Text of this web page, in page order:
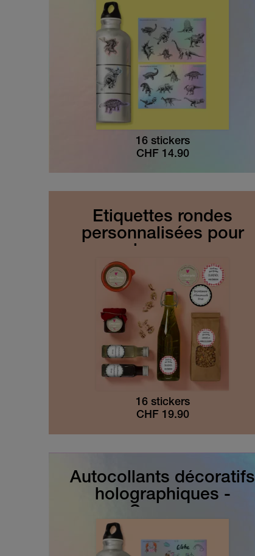
16 stickers
CHF 14.90
Étiquettes rondes
personnalisées pour
16 stickers
CHF 19.90
Autocollants décoratifs
holographiques -